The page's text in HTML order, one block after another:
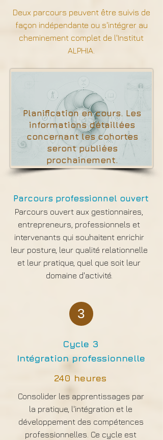
Deux parcours peuvent être suivis de
façon indépendante ou s'intégrer au
cheminement complet de l'Institut
ALPHIA.
Parcours professionnel ouvert
Parcours ouvert aux gestionnaires,
entrepreneurs, professionnels et
intervenants qui souhaitent enrichir
leur posture, leur qualité relationnelle
et leur pratique, quel que soit leur
domaine d'activité.
3
Cycle 3
Intégration professionnelle
240 heures
Consolider les apprentissages par
la pratique, l'intégration et le
développement des compétences
professionnelles. Ce cycle est
Planification en cours. Les
informations détaillées
concernant les cohortes
seront publiées
prochainement.